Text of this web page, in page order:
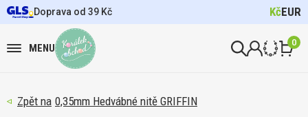
Doprava od 39 Kč KčEUR
MENU 0
0,35mm Hedvábné nitě GRIFFIN